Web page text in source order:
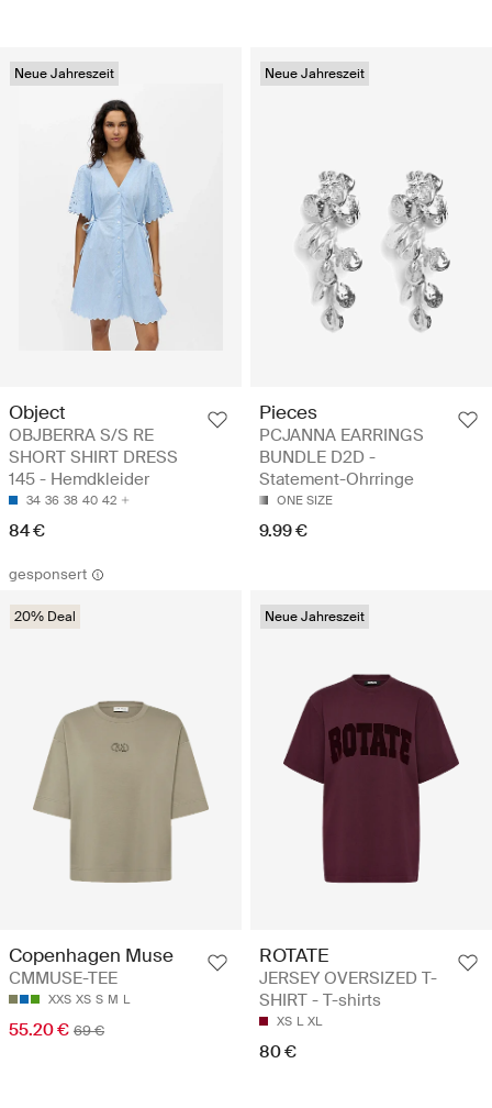
Neue Jahreszeit
Object
OBJBERRA S/S RE
SHORT SHIRT DRESS
145 - Hemdkleider
34 36 38 40 42
84 €
Neue Jahreszeit
Pieces
PCJANNA EARRINGS
BUNDLE D2D -
Statement-Ohrringe
ONE SIZE
9.99 €
gesponsert
20% Deal
Copenhagen Muse
CMMUSE-TEE
XXS XS S M L
55.20 € 69 €
Neue Jahreszeit
ROTATE
JERSEY OVERSIZED T-
SHIRT - T-shirts
XS L XL
80 €